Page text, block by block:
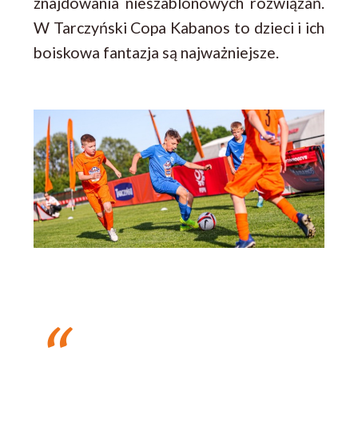
W Tarczyński Copa Kabanos to dzieci i ich
boiskowa fantazja są najważniejsze.